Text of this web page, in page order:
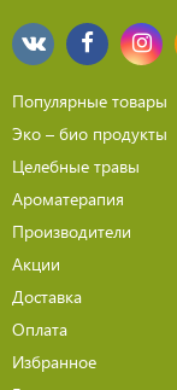
Популярные товары
Эко – био продукты
Целебные травы
Ароматерапия
Производители
Акции
Доставка
Оплата
Избранное